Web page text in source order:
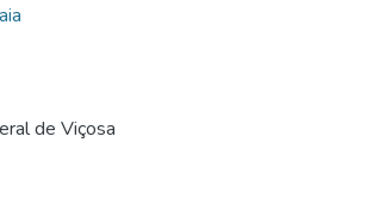
de Viçosa